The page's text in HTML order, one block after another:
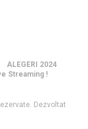
ALEGERI 2024
Streaming !
Dezvoltat